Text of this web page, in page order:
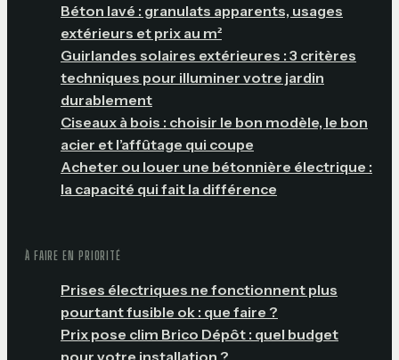
Béton lavé : granulats apparents, usages
extérieurs et prix au m²
Guirlandes solaires extérieures : 3 critères
techniques pour illuminer votre jardin
durablement
Ciseaux à bois : choisir le bon modèle, le bon
acier et l’affûtage qui coupe
Acheter ou louer une bétonnière électrique :
la capacité qui fait la différence
À FAIRE EN PRIORITÉ
Prises électriques ne fonctionnent plus
pourtant fusible ok : que faire ?
Prix pose clim Brico Dépôt : quel budget
pour votre installation ?